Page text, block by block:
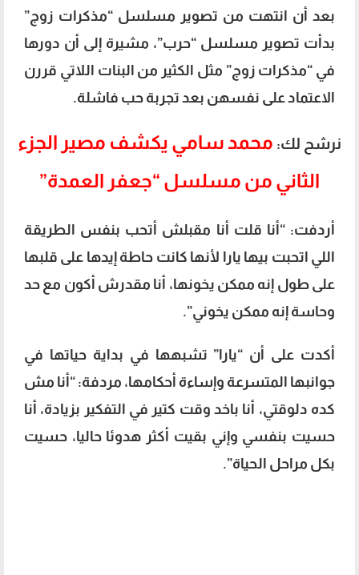
بعد أن انتهت من تصوير مسلسل “مذكرات زوج”
بدأت تصوير مسلسل “حرب”، مشيرة إلى أن دورها
في “مذكرات زوج” مثل الكثير من البنات اللاتي قررن
الاعتماد على نفسهن بعد تجربة حب فاشلة.
نرشح لك: محمد سامي يكشف مصير الجزء
الثاني من مسلسل “جعفر العمدة”
أردفت: “أنا قلت أنا مقبلش أتحب بنفس الطريقة
اللي اتحبت بيها يارا لأنها كانت حاطة إيدها على قلبها
على طول إنه ممكن يخونها، أنا مقدرش أكون مع حد
وحاسة إنه ممكن يخوني”.
أكدت على أن “يارا” تشبهها في بداية حياتها في
جوانبها المتسرعة وإساءة أحكامها، مردفة: “أنا مش
كده دلوقتي، أنا باخد وقت كتير في التفكير بزيادة، أنا
حسيت بنفسي وإني بقيت أكثر هدوئا حاليا، حسيت
بكل مراحل الحياة”.